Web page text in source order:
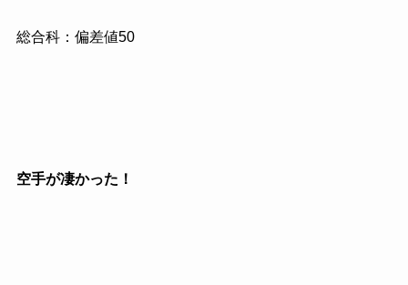
総合科：偏差値50
空手が凄かった！